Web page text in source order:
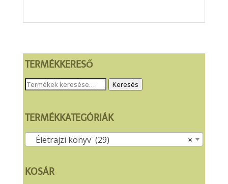
TERMÉKKERESŐ
Keresés
következőre:
Keresés
TERMÉKKATEGÓRIÁK
×
Életrajzi könyv (29)
KOSÁR